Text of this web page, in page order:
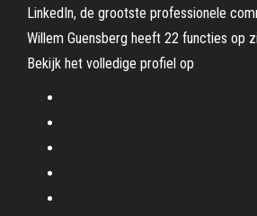
LinkedIn, de grootste professionele
Willem Guensberg heeft 22 functies op
Bekijk het volledige profiel op